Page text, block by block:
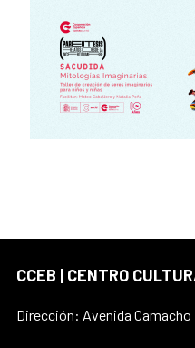
CCEB | CENTRO
Dirección: Avenida